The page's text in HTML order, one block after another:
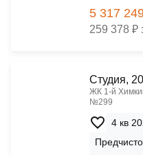
5 317
259 378 ₽
Cтудия,
ЖК 1‑й
№299
4 кв